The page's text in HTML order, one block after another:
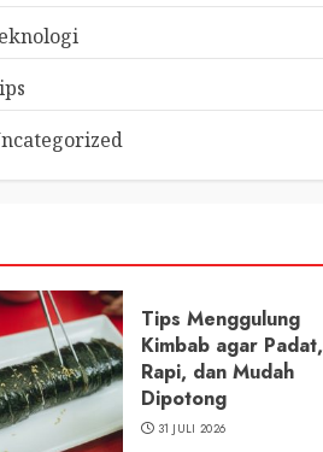
Tips Menggulung
Kimbab agar Padat,
Rapi, dan Mudah
Dipotong
31 JULI 2026